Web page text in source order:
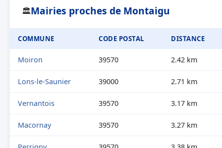
🏛Mairies proches de Montaigu
COMMUNE CODE POSTAL DISTANCE
Moiron 39570 2.42 km
Lons-le-Saunier 39000 2.71 km
Vernantois 39570 3.17 km
Macornay 39570 3.27 km